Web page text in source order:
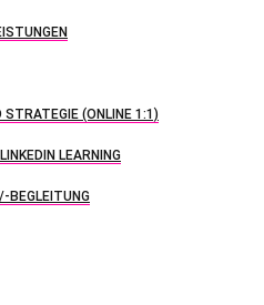
STRATEGIE (ONLINE 1:1)
LEARNING
BEGLEITUNG